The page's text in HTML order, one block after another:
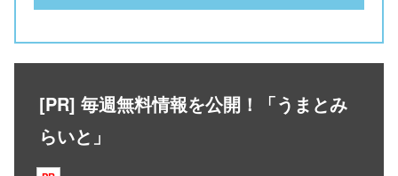
[PR] 毎週無料情報を公開！「うまとみ
らいと」